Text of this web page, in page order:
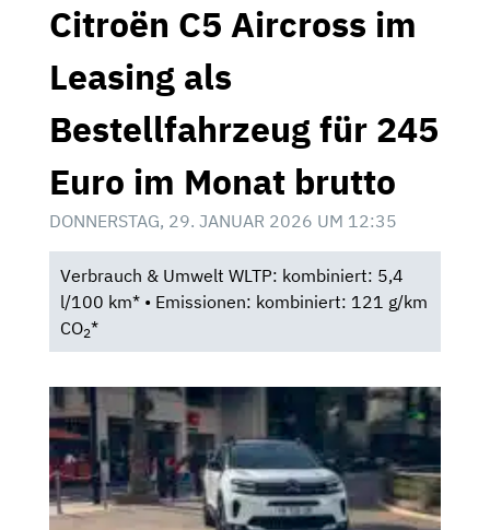
Citroën C5 Aircross im
Leasing als
Bestellfahrzeug für 245
Euro im Monat brutto
DONNERSTAG, 29. JANUAR 2026 UM 12:35
Verbrauch & Umwelt WLTP: kombiniert: 5,4
l/100 km* • Emissionen: kombiniert: 121 g/km
CO2*